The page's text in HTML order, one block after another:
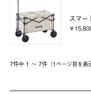
スマー
￥
7件中 1 〜 7件（1ページ⽬を表